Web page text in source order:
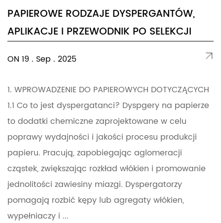
PAPIEROWE RODZAJE DYSPERGANTÓW,
APLIKACJE I PRZEWODNIK PO SELEKCJI
ON 19 . Sep . 2025
1. WPROWADZENIE DO PAPIEROWYCH DOTYCZĄCYCH
1.1 Co to jest dyspergatanci? Dyspgery na papierze
to dodatki chemiczne zaprojektowane w celu
poprawy wydajności i jakości procesu produkcji
papieru. Pracują, zapobiegając aglomeracji
cząstek, zwiększając rozkład włókien i promowanie
jednolitości zawiesiny miazgi. Dyspergatorzy
pomagają rozbić kępy lub agregaty włókien,
wypełniaczy i ...